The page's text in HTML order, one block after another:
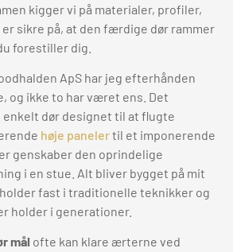
kigger vi på materialer, profiler,
sikre på, at den færdige dør rammer
forestiller dig.
ApS har jeg efterhånden
og ikke to har været ens. Det
dør designet til at flugte
høje panelertil et imponerende
genskaber den oprindelige
i en stue. Alt bliver bygget på mit
fast i traditionelle teknikker og
holder i generationer.
mål ofte kan klare ærterne ved